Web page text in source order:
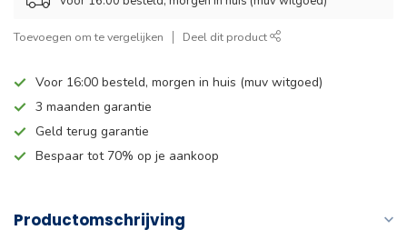
Toevoegen om te vergelijken Deel dit product
Voor 16:00 besteld, morgen in huis (muv witgoed)
3 maanden garantie
Geld terug garantie
Bespaar tot 70% op je aankoop
Productomschrijving